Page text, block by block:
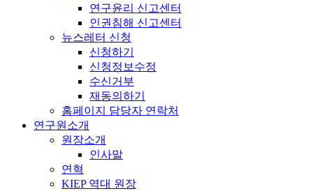
연구윤리 신고센터
인권침해 신고센터
뉴스레터 신청
신청하기
신청정보수정
수신거부
재동의하기
홈페이지 담당자 연락처
연구원소개
원장소개
인사말
연혁
KIEP 역대 원장